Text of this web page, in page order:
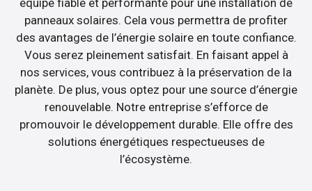
panneaux solaires. Cela vous permettra de profiter
des avantages de l’énergie solaire en toute confiance.
Vous serez pleinement satisfait. En faisant appel à
nos services, vous contribuez à la préservation de la
planète. De plus, vous optez pour une source d’énergie
renouvelable. Notre entreprise s’efforce de
promouvoir le développement durable. Elle offre des
solutions énergétiques respectueuses de
l’écosystème.